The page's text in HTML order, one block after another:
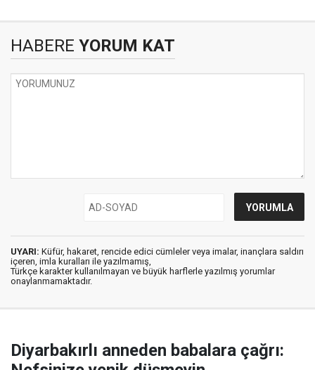
HABERE YORUM KAT
UYARI: Küfür, hakaret, rencide edici cümleler veya imalar, inançlara saldırı
içeren, imla kuralları ile yazılmamış,
Türkçe karakter kullanılmayan ve büyük harflerle yazılmış yorumlar
onaylanmamaktadır.
Diyarbakırlı anneden babalara çağrı: